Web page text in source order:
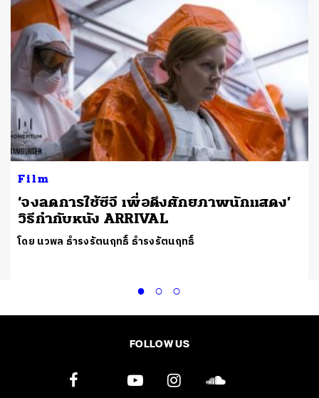
Film
‘จงลดการใช้ซีจี เพื่อดึงศักยภาพนักแสดง’
วิธีกำกับหนัง ARRIVAL
โดย นวพล ธำรงรัตนฤทธิ์ ธำรงรัตนฤทธิ์
FOLLOW US